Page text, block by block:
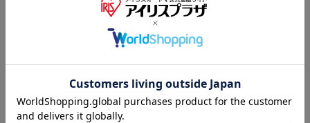
性】 ラフに入ったボールは厄介です。 通常番手のままでロ
ングショットをできる場合もあれば、飛距離の短縮を計算し
たショット、あるいは脱出を最優先に、ボギー覚悟で戦略変
更を決断することも。 ラフ芝練習は、技術はもちろんのこ
と、ゴルフの戦略性を養うステージでもあります。 「深ラ
フ芝・ゴルフ練習マット」を使えば、深く埋まったボールの
ウェッジによる脱出や、芝上に浮いたボールをフェアウェイ
ウッドで快打したり、ありとあらゆるラフからのショットを
もっと見る
※製品は予告なく仕様を変更する場合がございます。あらか
じめご了承ください。